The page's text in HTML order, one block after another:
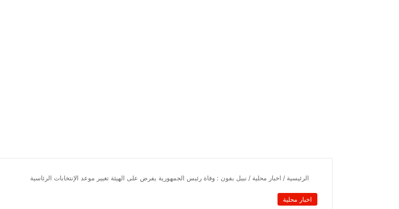
الرئيسية / اخبار محلية / نبيل بفون : وفاة رئيس الجمهورية يفرض على الهيئة تغيير موعد الإنتخابات الرئاسية
اخبار محلية